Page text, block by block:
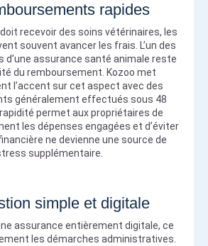
rapides
doit recevoir des soins vétérinaires, les
souvent avancer les frais. L’un des
assurance santé animale reste
du remboursement. Kozoo met
l’accent sur cet aspect avec des
généralement effectués sous 48
permet aux propriétaires de
les dépenses engagées et d’éviter
ne devienne une source de
supplémentaire.
simple et digitale
assurance entièrement digitale, ce
les démarches administratives.